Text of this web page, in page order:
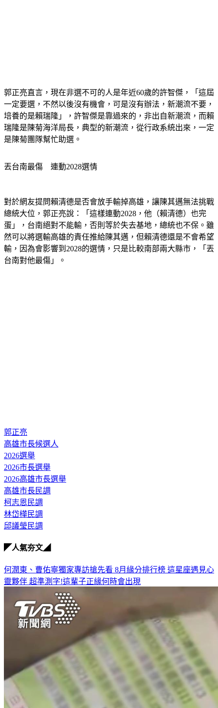
郭正亮直言，現在非選不可的人是年近60歲的許智傑，「這屆
一定要選，不然以後沒有機會，可是沒有辦法，新潮流不要，
培養的是賴瑞隆」，許智傑是靠過來的，非出自新潮流，而賴
瑞隆是陳菊海洋局長，典型的新潮流，從行政系統出來，一定
是陳菊團隊幫忙助選。
丟台南最傷　連動2028選情
對於網友提問賴清德是否會放手輸掉高雄，讓陳其邁無法挑戰
總統大位，郭正亮說：「這樣連動2028，他（賴清德）也完
蛋」，台南絕對不能輸，否則等於失去基地，總統也不保。雖
然可以將選輸高雄的責任推給陳其邁，但賴清德還是不會希望
輸，因為會影響到2028的選情，只是比較南部兩大縣市，「丟
台南對他最傷」。
郭正亮
高雄市長候選人
2026選舉
2026市長選舉
2026高雄市長選舉
高雄市長民調
柯志恩民調
林岱樺民調
邱議瑩民調
◤人氣夯文◢
何潤東、曹佑寧獨家專訪搶先看 8月緣分排行榜 這星座遇見心
靈夥伴 超準測字!這輩子正緣何時會出現